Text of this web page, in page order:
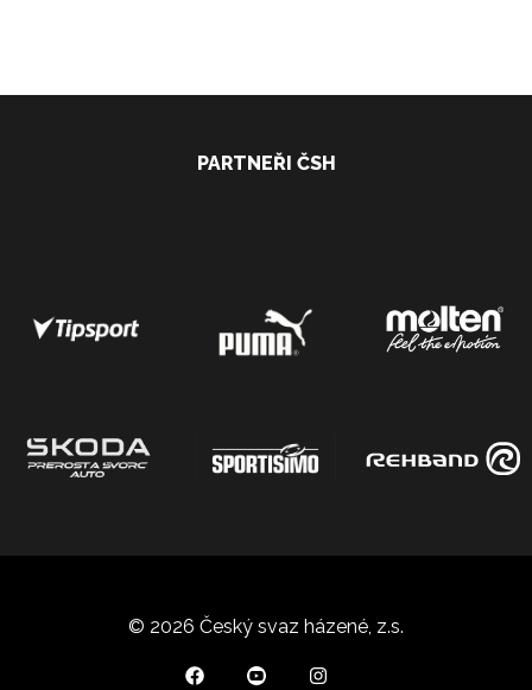
PARTNEŘI ČSH
© 2026 Český svaz házené, z.s.